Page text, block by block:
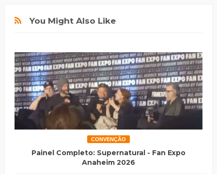
You Might Also Like
CONVENÇÃO
Painel Completo: Supernatural - Fan Expo
Anaheim 2026